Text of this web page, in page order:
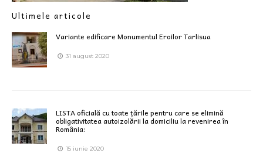
Ultimele articole
Variante edificare Monumentul Eroilor Tarlisua
31 august 2020
LISTA oficială cu toate țările pentru care se elimină
obligativitatea autoizolării la domiciliu la revenirea în
România:
15 iunie 2020